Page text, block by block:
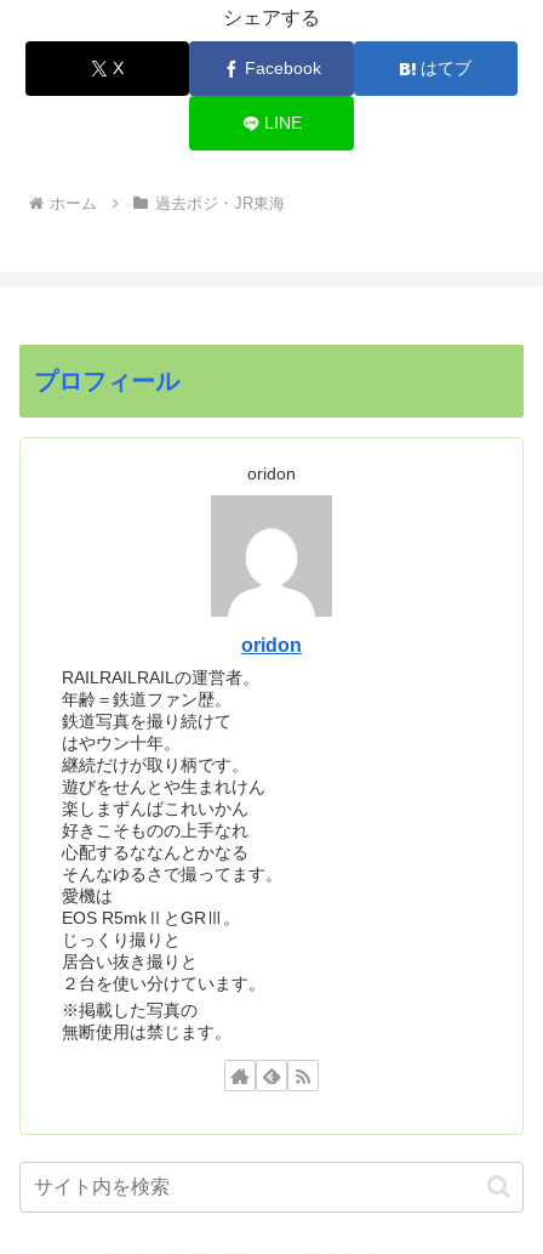
シェアする
X Facebook はてブ
LINE
ホーム 過去ポジ・JR東海
プロフィール
oridon
oridon
RAILRAILRAILの運営者。
年齢＝鉄道ファン歴。
鉄道写真を撮り続けて
はやウン十年。
継続だけが取り柄です。
遊びをせんとや生まれけん
楽しまずんばこれいかん
好きこそものの上手なれ
心配するななんとかなる
そんなゆるさで撮ってます。
愛機は
EOS R5mkⅡとGRⅢ。
じっくり撮りと
居合い抜き撮りと
２台を使い分けています。
※掲載した写真の
無断使用は禁じます。